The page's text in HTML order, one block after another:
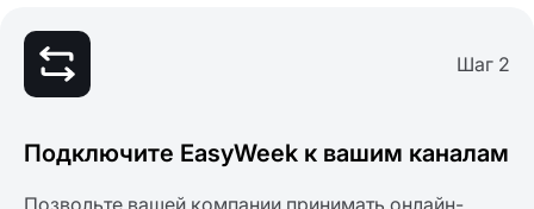
Шаг 2
Подключите EasyWeek к вашим каналам